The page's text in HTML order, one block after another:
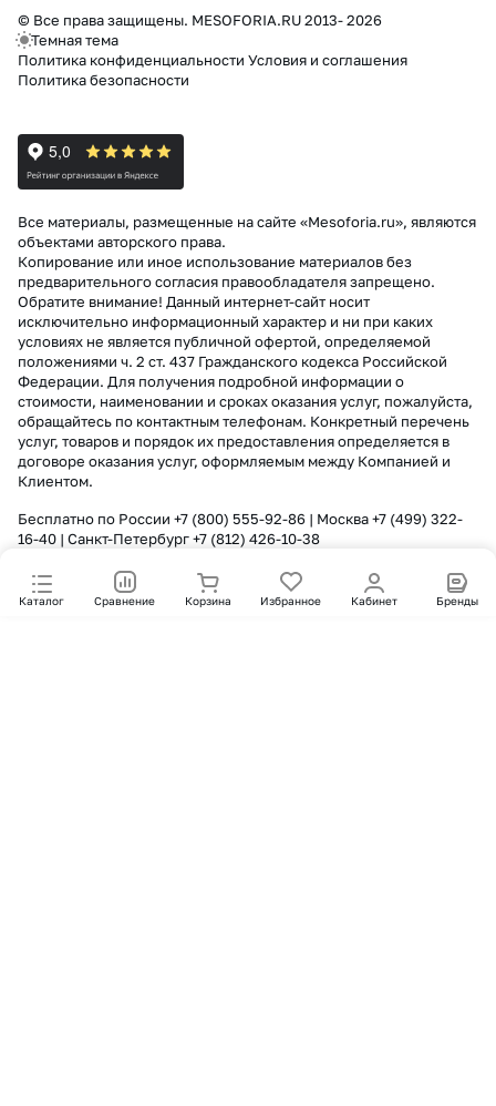
Каталог Сравнение Корзина Избранное Кабинет Бренды
© Все права защищены. MESOFORIA.RU 2013- 2026
Темная тема
Политика конфиденциальности Условия и соглашения
Политика безопасности
Все материалы, размещенные на сайте «Mesoforia.ru», являются
объектами авторского права.
Копирование или иное использование материалов без
предварительного согласия правообладателя запрещено.
Обратите внимание! Данный интернет-сайт носит
исключительно информационный характер и ни при каких
условиях не является публичной офертой, определяемой
положениями ч. 2 ст. 437 Гражданского кодекса Российской
Федерации. Для получения подробной информации о
стоимости, наименовании и сроках оказания услуг, пожалуйста,
обращайтесь по контактным телефонам. Конкретный перечень
услуг, товаров и порядок их предоставления определяется в
договоре оказания услуг, оформляемым между Компанией и
Клиентом.
Бесплатно по России +7 (800) 555-92-86 | Москва+7 (499) 322-
16-40 | Санкт-Петербург+7 (812) 426-10-38